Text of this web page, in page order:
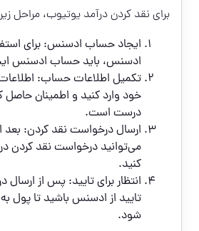
برای نقد کردن درآمد یوتیوب، مراحل
ایجاد حساب ادسنس: برای
ادسنس، باید حساب ادسنس
تکمیل اطلاعات حساب:
خود وارد کنید و اطمینان حاصل
درست است.
ارسال درخواست نقد کردن:
می‌توانید درخواست نقد کردن
کنید.
انتظار برای تایید: پس از ارسال
تایید از ادسنس باشید تا پول
شود.